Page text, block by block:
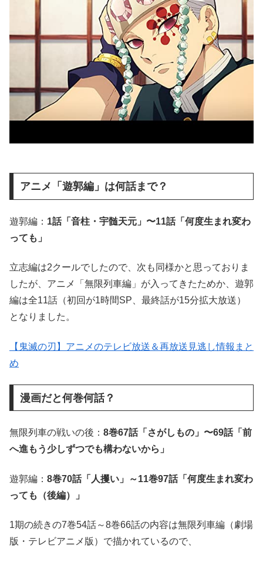
アニメ「遊郭編」は何話まで？
遊郭編： 1話「音柱・宇髄天元」〜11話「何度生まれ変わ
っても」
立志編は2クールでしたので、次も同様かと思っておりま
したが、アニメ「無限列車編」が入ってきたためか、遊郭
編は全11話（初回が1時間SP、最終話が15分拡大放送）
となりました。
【鬼滅の刃】アニメのテレビ放送＆再放送見逃し情報まと
め
漫画だと何巻何話？
無限列車の戦いの後： 8巻67話「さがしもの」〜69話「前
へ進もう少しずつでも構わないから」
遊郭編： 8巻70話「人攫い」～11巻97話「何度生まれ変わ
っても（後編）」
1期の続きの7巻54話～8巻66話の内容は無限列車編（劇場
版・テレビアニメ版）で描かれているので、